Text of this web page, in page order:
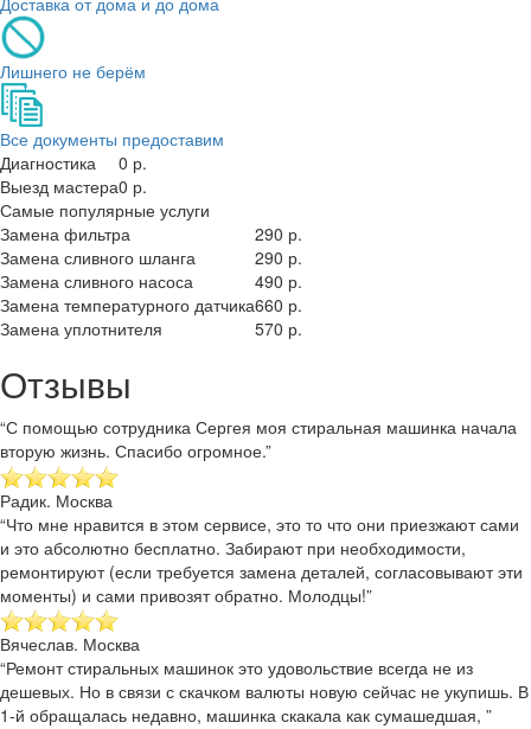
Лишнего не берём
Все документы предоставим
Диагностика
0 р.
Выезд мастера0 р.
Самые популярные услуги
Замена фильтра
290 р.
Замена сливного шланга
290 р.
Замена сливного насоса
490 р.
Замена температурного датчика660 р.
Замена уплотнителя
570 р.
Отзывы
“С помощью сотрудника Сергея моя стиральная машинка начала
вторую жизнь. Спасибо огромное.”
Радик. Москва
“Что мне нравится в этом сервисе, это то что они приезжают сами
и это абсолютно бесплатно. Забирают при необходимости,
ремонтируют (если требуется замена деталей, согласовывают эти
моменты) и сами привозят обратно. Молодцы!”
Вячеслав. Москва
“Ремонт стиральных машинок это удовольствие всегда не из
дешевых. Но в связи с скачком валюты новую сейчас не укупишь. В
1-й обращалась недавно, машинка скакала как сумашедшая, ”